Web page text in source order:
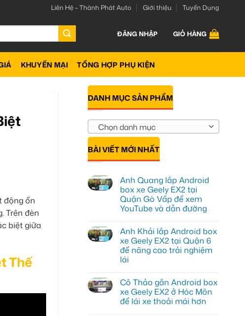
Liên Hệ – Thành Phát Auto Giới thiệu Tuyển Dụng
ĐĂNG NHẬP GIỎ HÀNG
KHUYẾN MẠI TỔNG HỢP PHỤ KIỆN
động ổn
Trên đèn
biệt giữa
Thế
DANH MỤC SẢN PHẨM
Chọn danh mục
BÀI VIẾT MỚI NHẤT
Anh Quang lắp Android
box xe Geely EX2 tại
Quận Gò Vấp để xem
YouTube và dẫn đường
bình
luận
ở
Anh
Quang
lắp
xe
Geely
EX2
tại
Anh Khải lắp Android box
xe Geely EX2 tại Quận 6
để nâng cao trải nghiệm
lái
bình
luận
ở
Anh
Cô Thảo gắn Android box
xe Geely EX2 ở Hóc Môn
để lái xe thoải mái hơn